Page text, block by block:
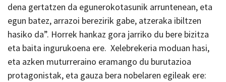
dena gertatzen da egunerokotasunik arruntenean, eta
egun batez, arrazoi berezirik gabe, atzeraka ibiltzen
hasiko da”. Horrek hankaz gora jarriko du bere bizitza
eta baita ingurukoena ere. Xelebrekeria moduan hasi,
eta azken muturreraino eramango du burutazioa
protagonistak, eta gauza bera nobelaren egileak ere: